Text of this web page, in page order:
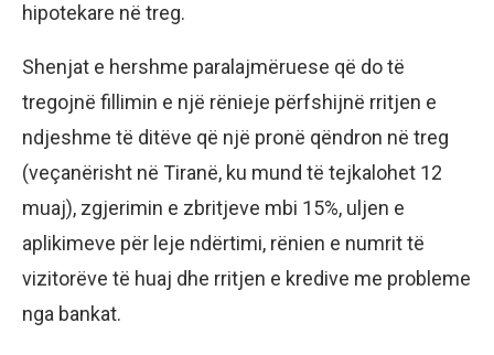
hipotekare në treg.
Shenjat e hershme paralajmëruese që do të
tregojnë fillimin e një rënieje përfshijnë rritjen e
ndjeshme të ditëve që një pronë qëndron në treg
(veçanërisht në Tiranë, ku mund të tejkalohet 12
muaj), zgjerimin e zbritjeve mbi 15%, uljen e
aplikimeve për leje ndërtimi, rënien e numrit të
vizitorëve të huaj dhe rritjen e kredive me probleme
nga bankat.